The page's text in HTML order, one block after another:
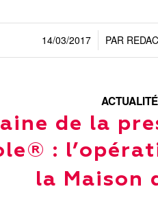
14/03/2017
/ PAR
de la
:
la Maison